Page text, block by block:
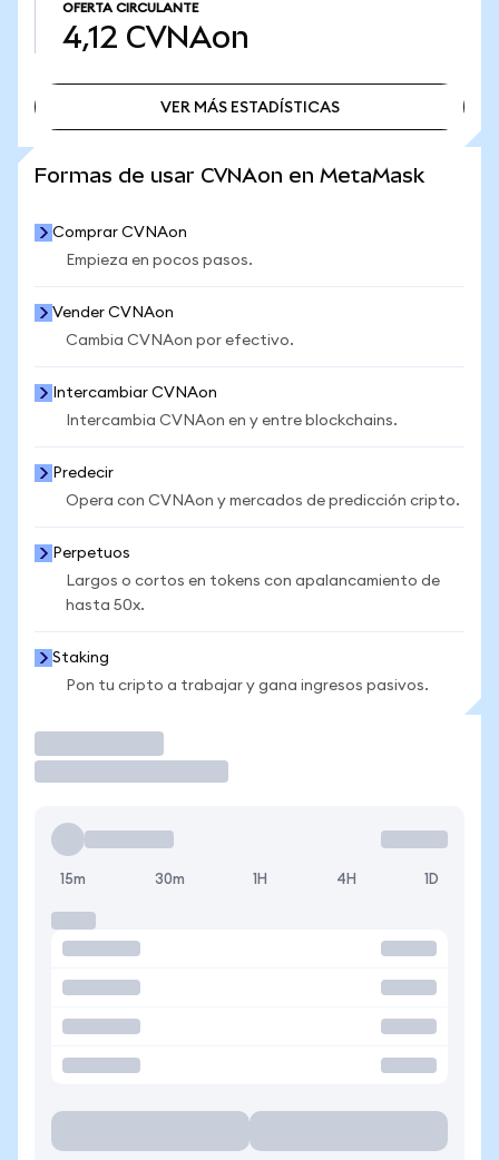
OFERTA CIRCULANTE
4,12 CVNAon
VER MÁS ESTADÍSTICAS
Formas de usar CVNAon en MetaMask
Comprar CVNAon
Empieza en pocos pasos.
Vender CVNAon
Cambia CVNAon por efectivo.
Intercambiar CVNAon
Intercambia CVNAon en y entre blockchains.
Predecir
Opera con CVNAon y mercados de predicción cripto.
Perpetuos
Largos o cortos en tokens con apalancamiento de
hasta 50x.
Staking
Pon tu cripto a trabajar y gana ingresos pasivos.
15m 30m 1H 4H 1D